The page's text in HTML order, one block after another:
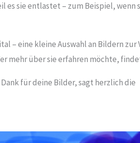
es sie entlastet – zum Beispiel,
– eine kleine Auswahl an Bildern
mehr über sie erfahren möchte,
für deine Bilder, sagt herzlich die